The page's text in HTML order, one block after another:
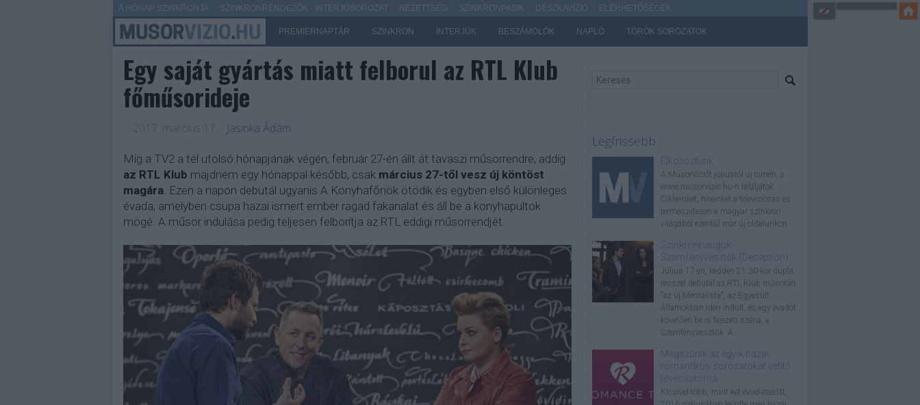
PREMIERNAPTÁR SZINKRON INTERJÚK BESZÁMOLÓK NAPLÓ TÖRÖK SOROZATOK
A HÓNAP SZINKRONJA SZINKRONRENDEZŐK - INTERJÚSOROZAT NÉZETTSÉG SZINKRONPASIK DESZKAVÍZIÓ ELÉRHETŐSÉGEK
Egy saját gyártás miatt felborul az RTL Klub
főműsorideje
2017. március 17. Jasinka Ádám
Míg a TV2 a tél utolsó hónapjának végén, február 27-én állt át tavaszi műsorrendre, addig
az RTL Klub majdnem egy hónappal később, csak március 27-től vesz új köntöst
magára. Ezen a napon debütál ugyanis A Konyhafőnök ötödik és egyben első különleges
évada, amelyben csupa hazai ismert ember ragad fakanalat és áll be a konyhapultok
mögé. A műsor indulása pedig teljesen felborítja az RTL eddigi műsorrendjét.
Legfrissebb
Elköltöztünk
A MűsorVíziót júliustól új címen, a
www.musorvizio.hu-n találjátok.
Cikkeinket, híreinket a televíziózás és
természetesen a magyar szinkron
világából ezentúl már új oldalunkon...
Szinkronhangok:
Szemfényvesztők (Deception)
Július 17-én, kedden 21.30-kor dupla
résszel debütál az RTL Klub műsorán
"az új Mentalista", az Egyesült
Államokban idén indult, és egy évadot
követően be is fejezett széria, a
Szemfényvesztők. A...
Megszűnik az egyik hazai,
romantikus sorozatokat vetítő
tévécsatorna
Kicsivel több, mint két évvel ezelőtt,